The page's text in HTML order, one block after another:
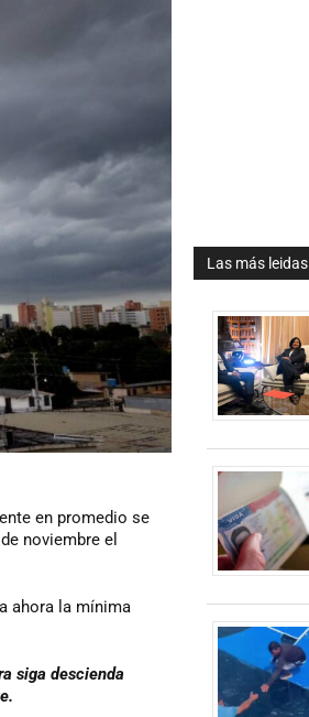
en promedio se
noviembre el
ahora la mínima
siga descienda
Las más leidas